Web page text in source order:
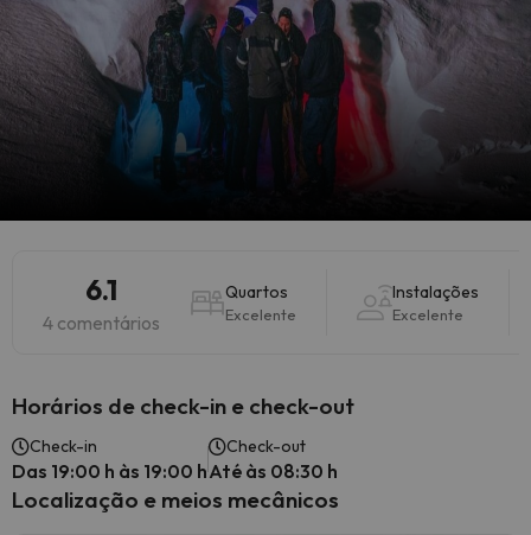
6.1
4 comentários
Quartos
Excelente
Instalações
Excelente
Horários de check-in e check-out
Check-in
Das 19:00 h às 19:00 h
Check-out
Até às 08:30 h
Localização e meios mecânicos